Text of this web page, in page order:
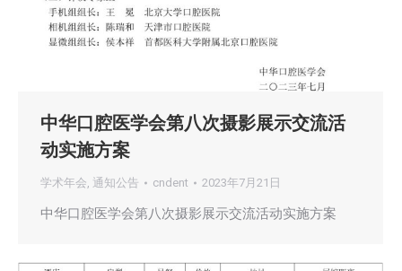
中华口腔医学会第八次摄影展示交流活
动实施方案
学术年会, 通知公告 cndent 2023年7月21日
中华口腔医学会第八次摄影展示交流活动实施方案